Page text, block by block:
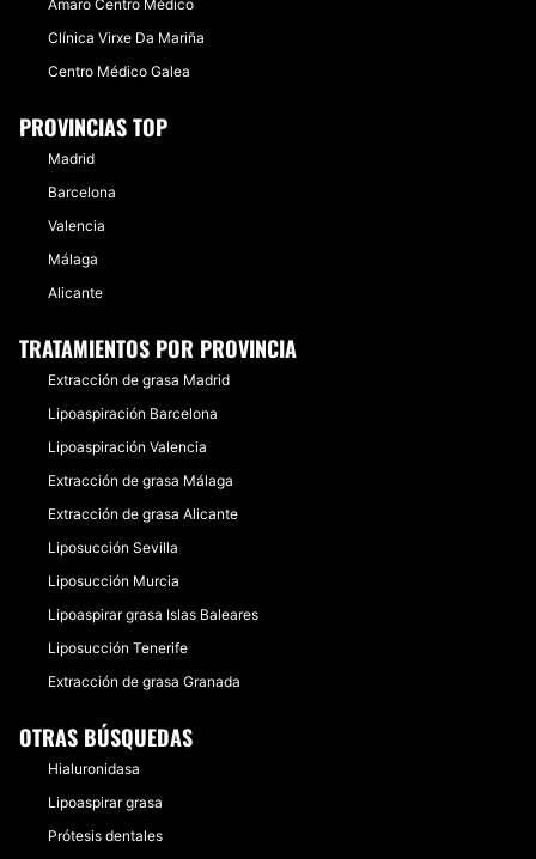
Amaro Centro Médico
Clínica Virxe Da Mariña
Centro Médico Galea
PROVINCIAS TOP
Madrid
Barcelona
Valencia
Málaga
Alicante
TRATAMIENTOS POR PROVINCIA
Extracción de grasa Madrid
Lipoaspiración Barcelona
Lipoaspiración Valencia
Extracción de grasa Málaga
Extracción de grasa Alicante
Liposucción Sevilla
Liposucción Murcia
Lipoaspirar grasa Islas Baleares
Liposucción Tenerife
Extracción de grasa Granada
OTRAS BÚSQUEDAS
Hialuronidasa
Lipoaspirar grasa
Prótesis dentales